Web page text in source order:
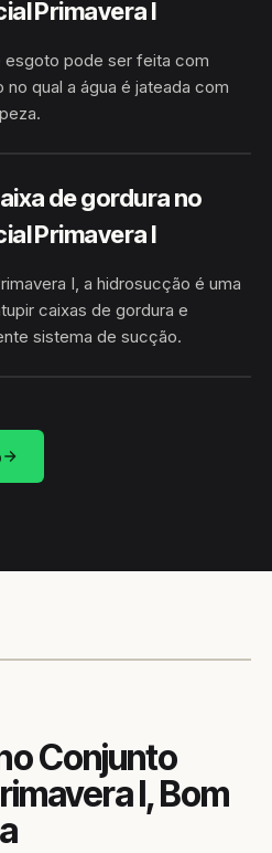
Primavera I
esgoto pode ser feita com
qual a água é jateada com
RESIDENCIAL PRIMAVERA
de gordura no
Primavera I
I, a hidrosucção é uma
caixas de gordura e
sistema de sucção.
RESIDENCIAL PRIMAVERA I ·
Conjunto
I, Bom